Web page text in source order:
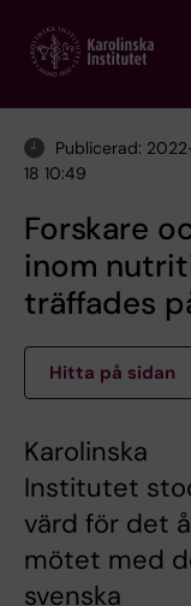
main
Publicerad:
18 10:49
Forskare
inom
träffades
Hitta på sidan
Karolinska
Institutet
värd för det
mötet med
svenska